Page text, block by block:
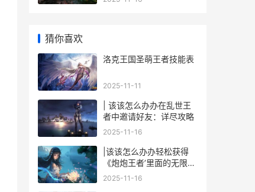
猜你喜欢
洛克王国圣萌王者技能表
2025-11-11
| 该该怎么办办在乱世王
者中邀请好友：详尽攻略
2025-11-16
|该该怎么办办轻松获得
《炮炮王者’里面的无限金
币和星星|
2025-11-16